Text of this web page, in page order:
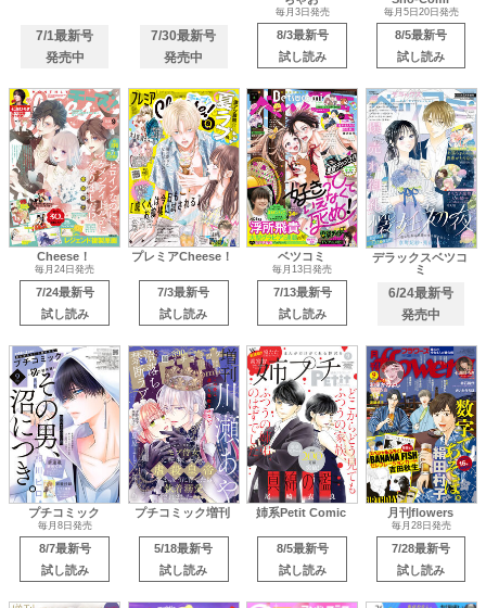
7/1最新号
発売中
7/30最新号
発売中
毎月3日発売
8/3最新号
試し読み
毎月5日20日発売
8/5最新号
試し読み
Cheese！
毎月24日発売
7/24最新号
試し読み
プレミアCheese！
7/3最新号
試し読み
ベツコミ
毎月13日発売
7/13最新号
試し読み
デラックスベツコ
ミ
6/24最新号
発売中
プチコミック
毎月8日発売
8/7最新号
試し読み
プチコミック増刊
5/18最新号
試し読み
姉系Petit Comic
8/5最新号
試し読み
月刊flowers
毎月28日発売
7/28最新号
試し読み